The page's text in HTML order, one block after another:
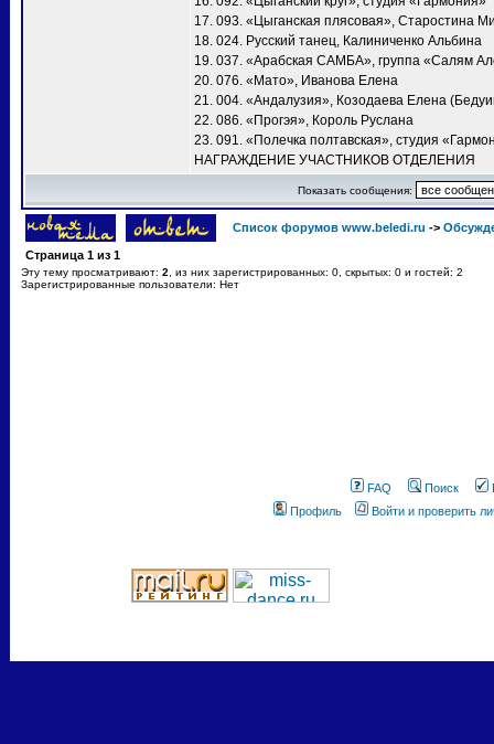
17. 093. «Цыганская плясовая», Старостина
18. 024. Русский танец, Калиниченко Альбина
19. 037. «Арабская САМБА», группа «Салям
20. 076. «Мато», Иванова Елена
21. 004. «Андалузия», Козодаева Елена
22. 086. «Прогэя», Король Руслана
23. 091. «Полечка полтавская», студия
НАГРАЖДЕНИЕ УЧАСТНИКОВ ОТДЕЛЕНИЯ
Показать сообщения:
Список форумов www.beledi.ru ->
Страница 1 из 1
Эту тему просматривают: 2 , из них зарегистрированных: 0, скрытых: 0 и гостей: 2
Зарегистрированные пользователи: Нет
FAQ Поиск
Профиль
Войти и проверить